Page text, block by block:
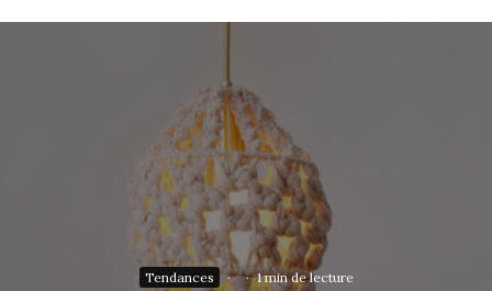
Tendances · · 1 min de lecture